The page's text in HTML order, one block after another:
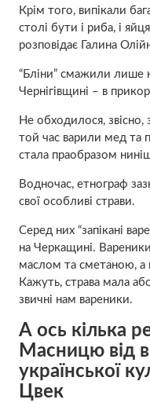
Крім того, випікали
столі бути і риба, і
розповідає Галина
“Бліни” смажили лише
Чернігівщині – в
Не обходилося, звісно,
той час варили мед та
стала праобразом
Водночас, етнограф
свої особливі страви.
Серед них “запікані
на Черкащині.
маслом та сметаною, а
Кажуть, страва мала
звичні нам вареники.
А ось кілька
Масницю від
української
Цвек